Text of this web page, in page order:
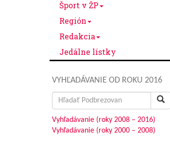
Šport v ŽP
Región
Redakcia
Jedálne lístky
VYHĽADÁVANIE OD ROKU 2016
Search
for:
Vyhľadávanie (roky 2008 – 2016)
Vyhľadávanie (roky 2000 – 2008)